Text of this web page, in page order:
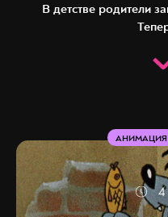
В детстве родители
АНИМАЦИЯ
4